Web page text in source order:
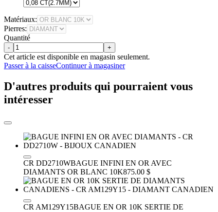
Matériaux:
Pierres:
Quantité
- +
Cet article est disponible en magasin seulement.
Passer à la caisseContinuer à magasiner
D'autres produits qui pourraient vous
intéresser
CR DD2710WBAGUE INFINI EN OR AVEC
DIAMANTS OR BLANC 10K875.00 $
CR AM129Y15BAGUE EN OR 10K SERTIE DE